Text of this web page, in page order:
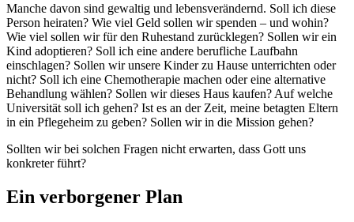
Manche davon sind gewaltig und lebensverändernd. Soll ich diese
Person heiraten? Wie viel Geld sollen wir spenden – und wohin?
Wie viel sollen wir für den Ruhestand zurücklegen? Sollen wir ein
Kind adoptieren? Soll ich eine andere berufliche Laufbahn
einschlagen? Sollen wir unsere Kinder zu Hause unterrichten oder
nicht? Soll ich eine Chemotherapie machen oder eine alternative
Behandlung wählen? Sollen wir dieses Haus kaufen? Auf welche
Universität soll ich gehen? Ist es an der Zeit, meine betagten Eltern
in ein Pflegeheim zu geben? Sollen wir in die Mission gehen?
Sollten wir bei solchen Fragen nicht erwarten, dass Gott uns
konkreter führt?
Ein verborgener Plan